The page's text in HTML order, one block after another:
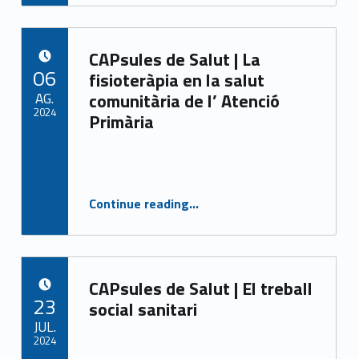
CAPsules de Salut | La
fisioteràpia en la salut
comunitària de l’ Atenció
Primària
Continue reading“CAPsules de Salut | La fisioteràpia en la salut comunitària de l’ Atenció Primària”
…
06
AG.
2024
CAPsules de Salut | El treball
social sanitari
23
JUL.
2024